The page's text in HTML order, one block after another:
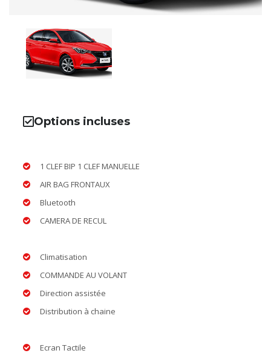
Options incluses
1 CLEF BIP 1 CLEF MANUELLE
AIR BAG FRONTAUX
Bluetooth
CAMERA DE RECUL
Climatisation
COMMANDE AU VOLANT
Direction assistée
Distribution à chaine
Ecran Tactile